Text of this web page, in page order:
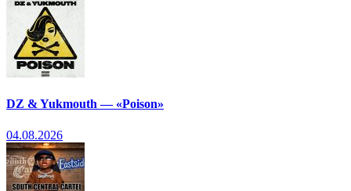
DZ & Yukmouth — «Poison»
04.08.2026